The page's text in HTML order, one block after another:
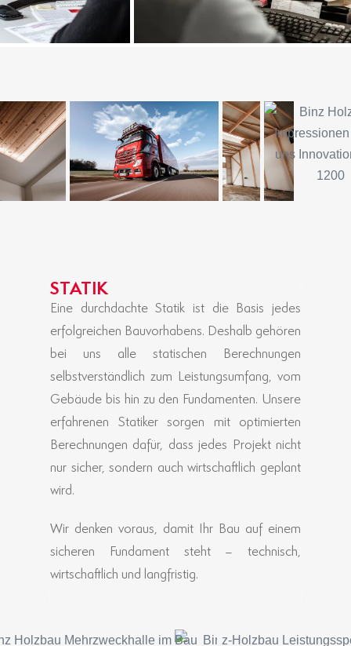
STATIK
Eine durchdachte Statik ist die Basis jedes
erfolgreichen Bauvorhabens. Deshalb gehören
bei uns alle statischen Berechnungen
selbstverständlich zum Leistungsumfang, vom
Gebäude bis hin zu den Fundamenten. Unsere
erfahrenen Statiker sorgen mit optimierten
Berechnungen dafür, dass jedes Projekt nicht
nur sicher, sondern auch wirtschaftlich geplant
wird.
Wir denken voraus, damit Ihr Bau auf einem
sicheren Fundament steht – technisch,
wirtschaftlich und langfristig.